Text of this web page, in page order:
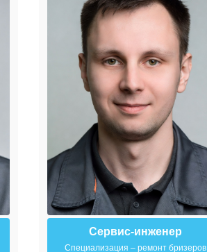
Сервис-инженер
Специализация – ремонт бризеров